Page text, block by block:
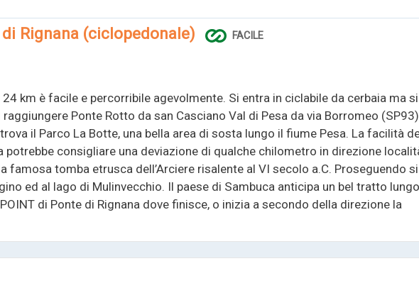
Rignana (ciclopedonale) FACILE
km è facile e percorribile agevolmente. Si entra in ciclabile da cerbaia ma si
Ponte Rotto da san Casciano Val di Pesa da via Borromeo
il Parco La Botte, una bella area di sosta lungo il fiume Pesa. La facilità
potrebbe consigliare una deviazione di qualche chilometro in direzione
famosa tomba etrusca dell’Arciere risalente al VI secolo a.C. Proseguendo si
ed al lago di Mulinvecchio. Il paese di Sambuca anticipa un bel tratto
di Ponte di Rignana dove finisce, o inizia a secondo della direzione la